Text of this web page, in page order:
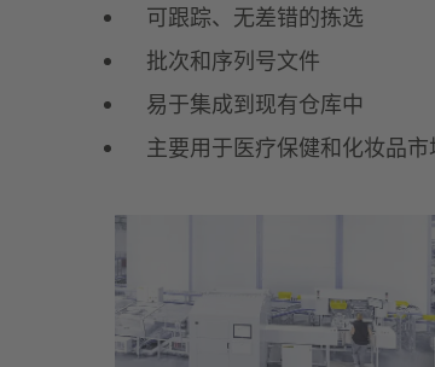
可跟踪、无差错的拣选
批次和序列号文件
易于集成到现有仓库中
主要用于医疗保健和化妆品市